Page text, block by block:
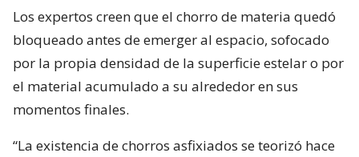
Los expertos creen que el chorro de materia quedó
bloqueado antes de emerger al espacio, sofocado
por la propia densidad de la superficie estelar o por
el material acumulado a su alrededor en sus
momentos finales.
“La existencia de chorros asfixiados se teorizó hace